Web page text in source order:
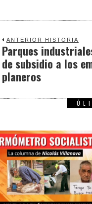
ANTERIOR HISTORIA
Previous
post:
Parques
de subsidio a los
planeros